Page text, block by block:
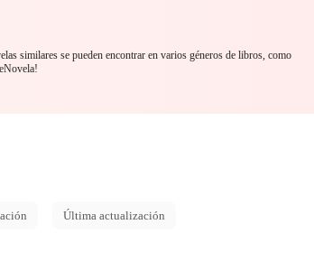
similares se pueden encontrar en varios géneros de libros, como
Última actualización